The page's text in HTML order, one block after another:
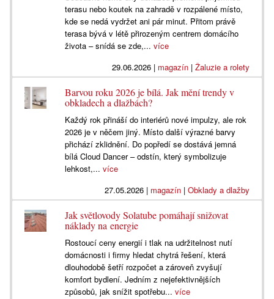
terasu nebo koutek na zahradě v rozpálené místo,
kde se nedá vydržet ani pár minut. Přitom právě
terasa bývá v létě přirozeným centrem domácího
života – snídá se zde,...více
29.06.2026| magazín| Žaluzie a rolety
Barvou roku 2026 je bílá. Jak mění trendy v
obkladech a dlažbách?
Každý rok přináší do interiérů nové impulzy, ale rok
2026 je v něčem jiný. Místo další výrazné barvy
přichází zklidnění. Do popředí se dostává jemná
bílá Cloud Dancer – odstín, který symbolizuje
lehkost,...více
27.05.2026| magazín| Obklady a dlažby
Jak světlovody Solatube pomáhají snižovat
náklady na energie
Rostoucí ceny energií i tlak na udržitelnost nutí
domácnosti i firmy hledat chytrá řešení, která
dlouhodobě šetří rozpočet a zároveň zvyšují
komfort bydlení. Jedním z nejefektivnějších
způsobů, jak snížit spotřebu...více